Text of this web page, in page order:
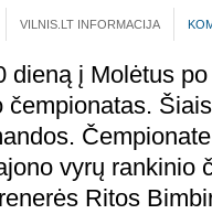
VILNIS.LT INFORMACIJA
dieną į Molėtus
čempionatas.
vyrų rankinio
Ritos